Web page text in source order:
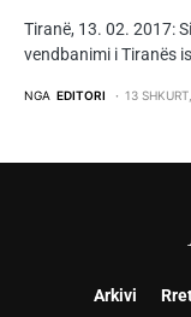
Tiranë, 13. 02. 2017:
vendbanimi i Tiranës
NGA EDITORI 13
Arkivi